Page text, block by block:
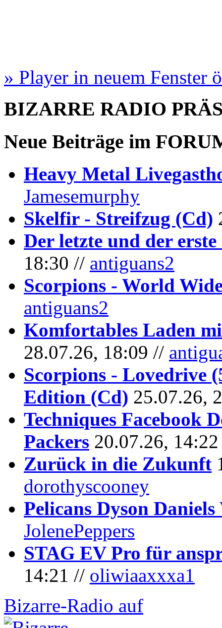
» Player in neuem Fenster
BIZARRE RADIO
Neue Beiträge im
Heavy Metal
Jamesemurphy
Skelfir - Streifzug (Cd)
Der letzte und der erste
18:30 // antiguans2
Scorpions - World
antiguans2
Komfortables Laden
28.07.26, 18:09 //
Scorpions - Lovedrive
Edition (Cd) 25.07.26,
Techniques Facebook
Packers 20.07.26,
Zurück in die Zukunft
dorothyscooney
Pelicans Dyson
JolenePeppers
STAG EV Pro für
14:21 // oliwiaaxxxa1
Bizarre-Radio auf